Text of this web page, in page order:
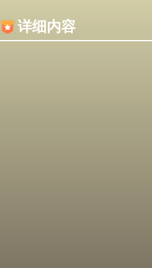
详细内容